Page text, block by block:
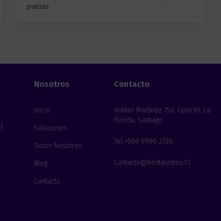
puesto
Nosotros
Inicio
Soluciones
Sobre Nosotros
Blog
Contacto
Contacto
Walker Martínez 750, Dpto.81, La
Florida, Santiago
Tel:+569 9999 2726
Contacto@redtalentos.cl